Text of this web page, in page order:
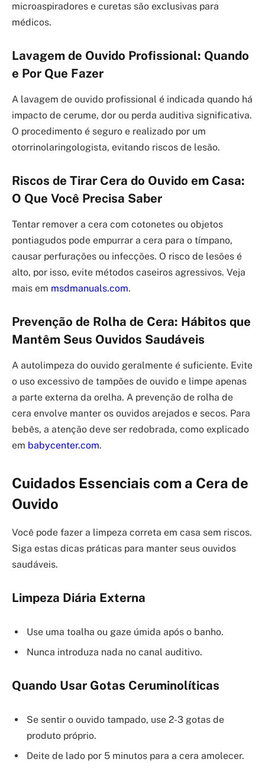
microaspiradores e curetas são exclusivas para
médicos.
Lavagem de Ouvido Profissional: Quando
e Por Que Fazer
A lavagem de ouvido profissional é indicada quando há
impacto de cerume, dor ou perda auditiva significativa.
O procedimento é seguro e realizado por um
otorrinolaringologista, evitando riscos de lesão.
Riscos de Tirar Cera do Ouvido em Casa:
O Que Você Precisa Saber
Tentar remover a cera com cotonetes ou objetos
pontiagudos pode empurrar a cera para o tímpano,
causar perfurações ou infecções. O risco de lesões é
alto, por isso, evite métodos caseiros agressivos. Veja
mais em msdmanuals.com.
Prevenção de Rolha de Cera: Hábitos que
Mantêm Seus Ouvidos Saudáveis
A autolimpeza do ouvido geralmente é suficiente. Evite
o uso excessivo de tampões de ouvido e limpe apenas
a parte externa da orelha. A prevenção de rolha de
cera envolve manter os ouvidos arejados e secos. Para
bebês, a atenção deve ser redobrada, como explicado
em babycenter.com.
Cuidados Essenciais com a Cera de
Ouvido
Você pode fazer a limpeza correta em casa sem riscos.
Siga estas dicas práticas para manter seus ouvidos
saudáveis.
Limpeza Diária Externa
Use uma toalha ou gaze úmida após o banho.
Nunca introduza nada no canal auditivo.
Quando Usar Gotas Ceruminolíticas
Se sentir o ouvido tampado, use 2-3 gotas de
produto próprio.
Deite de lado por 5 minutos para a cera amolecer.